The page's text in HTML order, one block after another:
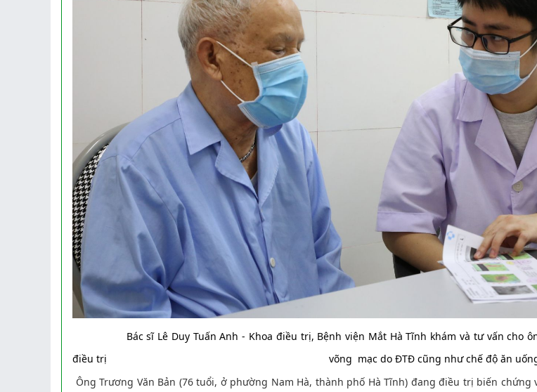
Bác sĩ Lê Duy Tuấn Anh - Khoa điều trị, Bệnh viện Mắt Hà Tĩnh khám và tư vấn cho
điều trị võng mạc do ĐTĐ cũng như chế độ ăn uống, sinh
Ông Trương Văn Bản (76 tuổi, ở phường Nam Hà, thành phố Hà Tĩnh) đang điều trị biến chứng